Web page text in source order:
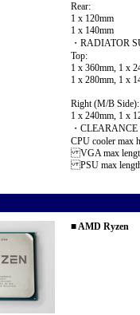
Rear:
1 x 120mm
1 x 140mm
・RADIATOR
Top:
1 x 360mm, 1 x
1 x 280mm, 1 x
Right (M/B Side):
1 x 240mm, 1 x
・CLEARANCE
CPU cooler max
VGA max
PSU max
■ AMD Ryzen